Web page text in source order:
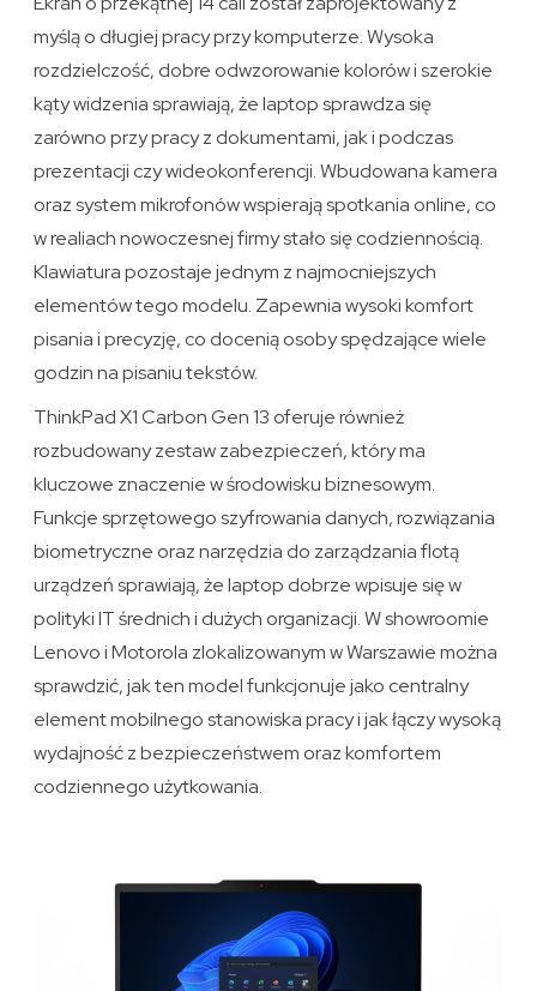
myślą o długiej pracy przy komputerze. Wysoka
rozdzielczość, dobre odwzorowanie kolorów i szerokie
kąty widzenia sprawiają, że laptop sprawdza się
zarówno przy pracy z dokumentami, jak i podczas
prezentacji czy wideokonferencji. Wbudowana kamera
oraz system mikrofonów wspierają spotkania online, co
w realiach nowoczesnej firmy stało się codziennością.
Klawiatura pozostaje jednym z najmocniejszych
elementów tego modelu. Zapewnia wysoki komfort
pisania i precyzję, co docenią osoby spędzające wiele
godzin na pisaniu tekstów.
ThinkPad X1 Carbon Gen 13 oferuje również
rozbudowany zestaw zabezpieczeń, który ma
kluczowe znaczenie w środowisku biznesowym.
Funkcje sprzętowego szyfrowania danych, rozwiązania
biometryczne oraz narzędzia do zarządzania flotą
urządzeń sprawiają, że laptop dobrze wpisuje się w
polityki IT średnich i dużych organizacji. W showroomie
Lenovo i Motorola zlokalizowanym w Warszawie można
sprawdzić, jak ten model funkcjonuje jako centralny
element mobilnego stanowiska pracy i jak łączy wysoką
wydajność z bezpieczeństwem oraz komfortem
codziennego użytkowania.